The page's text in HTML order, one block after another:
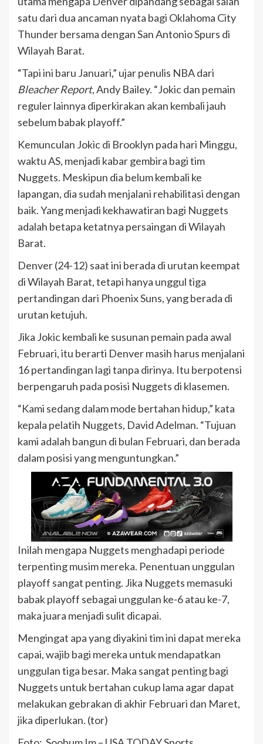
satu dari dua ancaman nyata bagi Oklahoma City
Thunder bersama dengan San Antonio Spurs di
Wilayah Barat.
“Tapi ini baru Januari,” ujar penulis NBA dari
Bleacher Report, Andy Bailey. “Jokic dan pemain
reguler lainnya diperkirakan akan kembali jauh
sebelum babak playoff.”
Kemunculan Jokic di Brooklyn pada hari Minggu,
waktu AS, menjadi kabar gembira bagi tim
Nuggets. Meskipun dia belum kembali ke
lapangan, dia sudah menjalani rehabilitasi dengan
baik. Yang menjadi kekhawatiran bagi Nuggets
adalah betapa ketatnya persaingan di Wilayah
Barat.
Denver (24-12) saat ini berada di urutan keempat
di Wilayah Barat, tetapi hanya unggul tiga
pertandingan dari Phoenix Suns, yang berada di
urutan ketujuh.
Jika Jokic kembali ke susunan pemain pada awal
Februari, itu berarti Denver masih harus menjalani
16 pertandingan lagi tanpa dirinya. Itu berpotensi
berpengaruh pada posisi Nuggets di klasemen.
“Kami sedang dalam mode bertahan hidup,” kata
kepala pelatih Nuggets, David Adelman. “Tujuan
kami adalah bangun di bulan Februari, dan berada
dalam posisi yang menguntungkan.”
Inilah mengapa Nuggets menghadapi periode
terpenting musim mereka. Penentuan unggulan
playoff sangat penting. Jika Nuggets memasuki
babak playoff sebagai unggulan ke-6 atau ke-7,
maka juara menjadi sulit dicapai.
Mengingat apa yang diyakini tim ini dapat mereka
capai, wajib bagi mereka untuk mendapatkan
unggulan tiga besar. Maka sangat penting bagi
Nuggets untuk bertahan cukup lama agar dapat
melakukan gebrakan di akhir Februari dan Maret,
jika diperlukan. (tor)